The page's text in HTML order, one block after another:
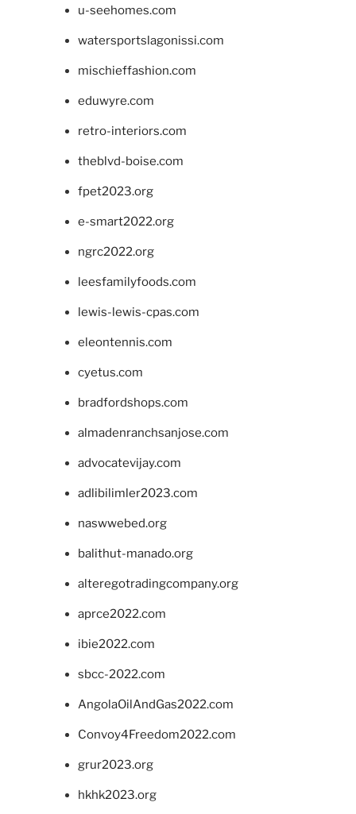
u-seehomes.com
watersportslagonissi.com
mischieffashion.com
eduwyre.com
retro-interiors.com
theblvd-boise.com
fpet2023.org
e-smart2022.org
ngrc2022.org
leesfamilyfoods.com
lewis-lewis-cpas.com
eleontennis.com
cyetus.com
bradfordshops.com
almadenranchsanjose.com
advocatevijay.com
adlibilimler2023.com
naswwebed.org
balithut-manado.org
alteregotradingcompany.org
aprce2022.com
ibie2022.com
sbcc-2022.com
AngolaOilAndGas2022.com
Convoy4Freedom2022.com
grur2023.org
hkhk2023.org